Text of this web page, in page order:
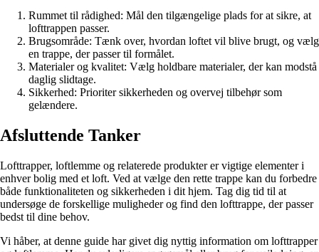
Rummet til rådighed: Mål den tilgængelige plads for at sikre, at
lofttrappen passer.
Brugsområde: Tænk over, hvordan loftet vil blive brugt, og vælg
en trappe, der passer til formålet.
Materialer og kvalitet: Vælg holdbare materialer, der kan modstå
daglig slidtage.
Sikkerhed: Prioriter sikkerheden og overvej tilbehør som
gelændere.
Afsluttende Tanker
Lofttrapper, loftlemme og relaterede produkter er vigtige elementer i
enhver bolig med et loft. Ved at vælge den rette trappe kan du forbedre
både funktionaliteten og sikkerheden i dit hjem. Tag dig tid til at
undersøge de forskellige muligheder og find den lofttrappe, der passer
bedst til dine behov.
Vi håber, at denne guide har givet dig nyttig information om lofttrapper